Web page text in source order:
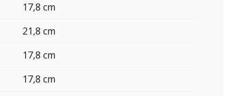
17,8 cm
21,8 cm
17,8 cm
17,8 cm